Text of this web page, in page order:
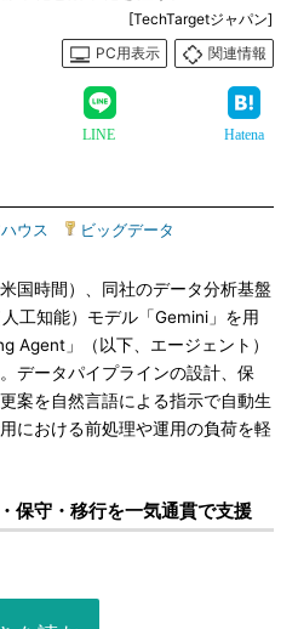
[TechTargetジャパン]
PC用表示
関連情報
LINE Hatena
ウス ビッグデータ
国時間）、同社のデータ分析基盤
工知能）モデル「Gemini」を用
Agent」（以下、エージェント）
データパイプラインの設計、保
案を自然言語による指示で自動生
における前処理や運用の負荷を軽
保守・移行を一気通貫で支援